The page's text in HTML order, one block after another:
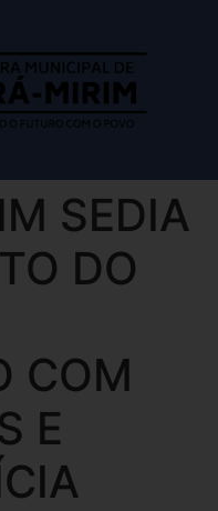
SEDIA
DO
COM
E